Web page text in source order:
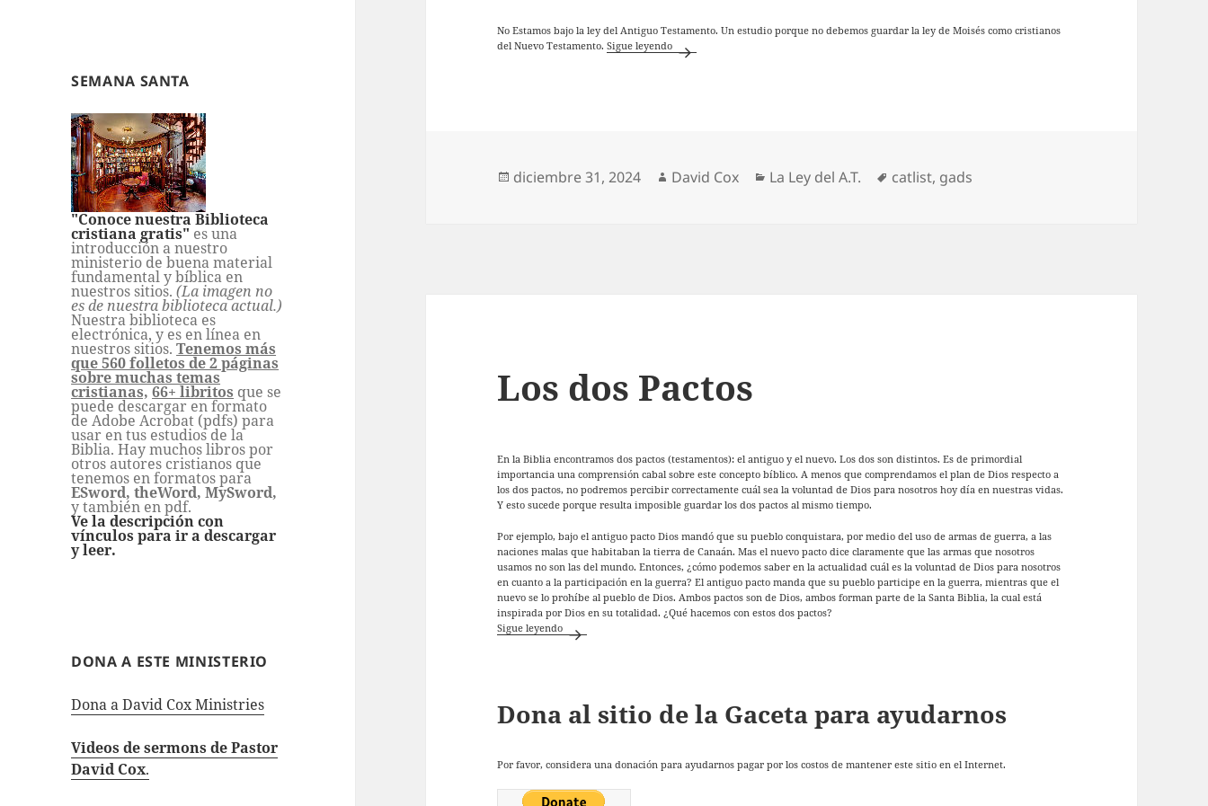
SEMANA SANTA
"Conoce nuestra Biblioteca
cristiana gratis" es una
introducción a nuestro
ministerio de buena material
fundamental y bíblica en
nuestros sitios.(La imagen no
es de nuestra biblioteca actual.)
Nuestra biblioteca es
electrónica, y es en línea en
nuestros sitios.Tenemos más
que 560 folletos de 2 páginas
sobre muchas temas
cristianas, 66+ libritos que se
puede descargar en formato
de Adobe Acrobat (pdfs) para
usar en tus estudios de la
Biblia. Hay muchos libros por
otros autores cristianos que
tenemos en formatos para
ESword, theWord, MySword,
y también en pdf.
Ve la descripción con
vínculos para ir a descargar
y leer.
DONA A ESTE MINISTERIO
Dona a David Cox Ministries
Videos de sermons de Pastor
David Cox.
No Estamos bajo la ley del Antiguo Testamento. Un estudio porque no debemos guardar la ley de Moisés como cristianos
del Nuevo Testamento.Sigue leyendo
Publicado
diciembre 31, 2024 Autor
David Cox Categorías
La Ley del A.T. Etiquetas
catlist, gads
Los dos Pactos
En la Biblia encontramos dos pactos (testamentos): el antiguo y el nuevo. Los dos son distintos. Es de primordial
importancia una comprensión cabal sobre este concepto bíblico. A menos que comprendamos el plan de Dios respecto a
los dos pactos, no podremos percibir correctamente cuál sea la voluntad de Dios para nosotros hoy día en nuestras vidas.
Y esto sucede porque resulta imposible guardar los dos pactos al mismo tiempo.
Por ejemplo, bajo el antiguo pacto Dios mandó que su pueblo conquistara, por medio del uso de armas de guerra, a las
naciones malas que habitaban la tierra de Canaán. Mas el nuevo pacto dice claramente que las armas que nosotros
usamos no son las del mundo. Entonces, ¿cómo podemos saber en la actualidad cuál es la voluntad de Dios para nosotros
en cuanto a la participación en la guerra? El antiguo pacto manda que su pueblo participe en la guerra, mientras que el
nuevo se lo prohíbe al pueblo de Dios. Ambos pactos son de Dios, ambos forman parte de la Santa Biblia, la cual está
inspirada por Dios en su totalidad. ¿Qué hacemos con estos dos pactos?
Sigue leyendo
Dona al sitio de la Gaceta para ayudarnos
Por favor, considera una donación para ayudarnos pagar por los costos de mantener este sitio en el Internet.